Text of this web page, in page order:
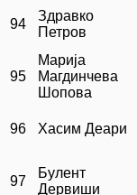
94
Здравко
Петров
95
Марија
Магдинчева
Шопова
96 Хасим Деари
97
Булент
Дервиши